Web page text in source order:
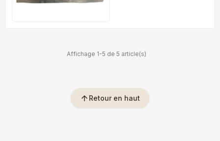
Affichage 1-5 de 5 article(s)
arrow_upward Retour en haut